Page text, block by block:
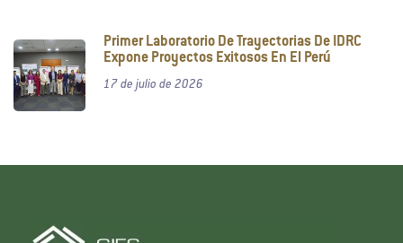
Primer Laboratorio De Trayectorias De IDRC
Expone Proyectos Exitosos En El Perú
17 de julio de 2026